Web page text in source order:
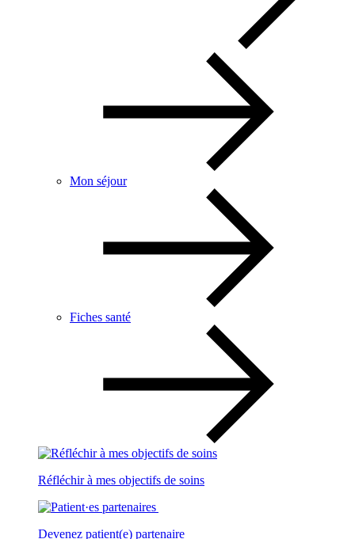
Mon séjour
Fiches santé
Réfléchir à mes objectifs de soins
Devenez patient(e) partenaire